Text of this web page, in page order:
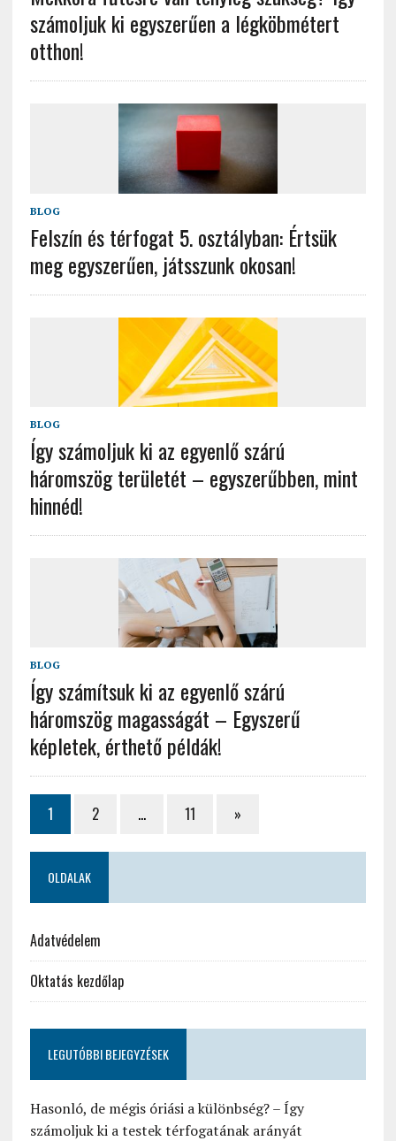
számoljuk ki egyszerűen a légköbmétert
otthon!
BLOG
Felszín és térfogat 5. osztályban: Értsük
meg egyszerűen, játsszunk okosan!
BLOG
Így számoljuk ki az egyenlő szárú
háromszög területét – egyszerűbben, mint
hinnéd!
BLOG
Így számítsuk ki az egyenlő szárú
háromszög magasságát – Egyszerű
képletek, érthető példák!
1 2 … 11 »
OLDALAK
Adatvédelem
Oktatás kezdőlap
LEGUTÓBBI BEJEGYZÉSEK
Hasonló, de mégis óriási a különbség? – Így
számoljuk ki a testek térfogatának arányát